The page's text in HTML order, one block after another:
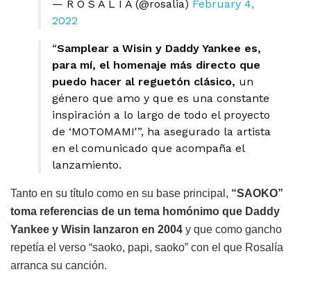
— R O S A L Í A (@rosalia) February 4,
2022
“Samplear a Wisin y Daddy Yankee es,
para mí, el homenaje más directo que
puedo hacer al reguetón clásico, un
género que amo y que es una constante
inspiración a lo largo de todo el proyecto
de ‘MOTOMAMI'”, ha asegurado la artista
en el comunicado que acompaña el
lanzamiento.
Tanto en su título como en su base principal, “SAOKO”
toma referencias de un tema homónimo que Daddy
Yankee y Wisin lanzaron en 2004 y que como gancho
repetía el verso “saoko, papi, saoko” con el que Rosalía
arranca su canción.